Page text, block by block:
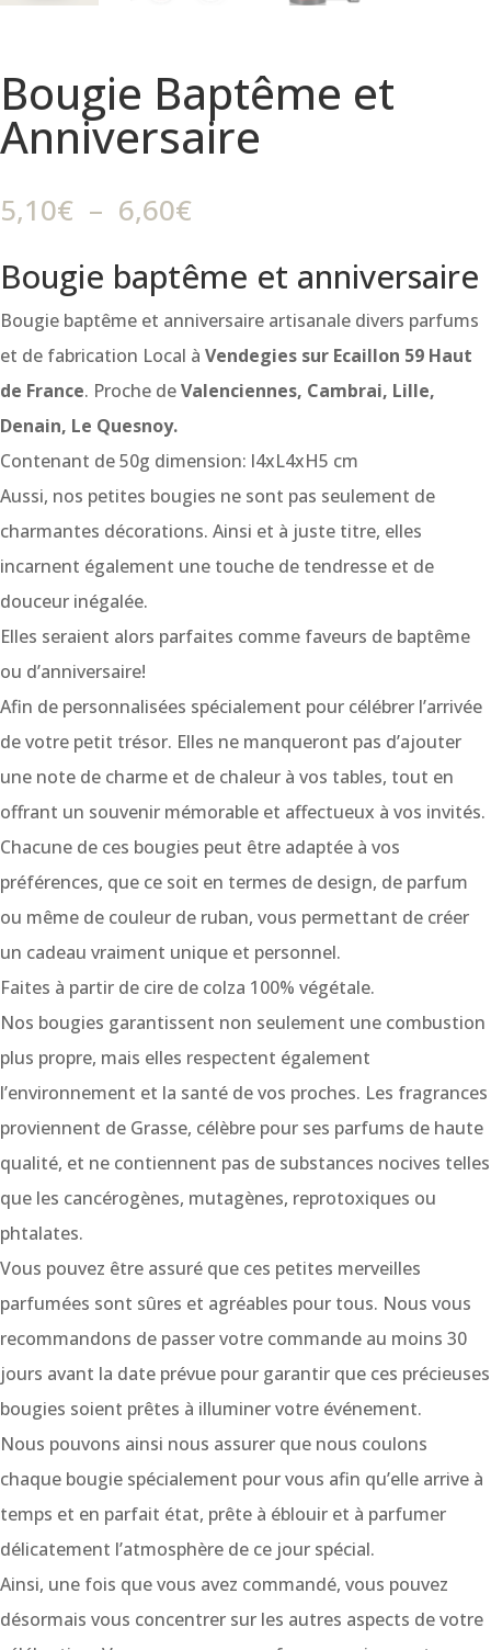
Bougie Baptême et
Anniversaire
5,10€ – 6,60€Plage
prix :
5,10€
à
6,60€
Bougie baptême et anniversaire
Bougie baptême et anniversaire artisanale divers parfums
et de fabrication Local à Vendegies sur Ecaillon 59 Haut
de France. Proche deValenciennes, Cambrai, Lille,
Denain, Le Quesnoy.
Contenant de 50g dimension: l4xL4xH5 cm
Aussi, nos petites bougies ne sont pas seulement de
charmantes décorations. Ainsi et à juste titre, elles
incarnent également une touche de tendresse et de
douceur inégalée.
Elles seraient alors parfaites comme faveurs de baptême
ou d’anniversaire!
Afin de personnalisées spécialement pour célébrer l’arrivée
de votre petit trésor. Elles ne manqueront pas d’ajouter
une note de charme et de chaleur à vos tables, tout en
offrant un souvenir mémorable et affectueux à vos invités.
Chacune de ces bougies peut être adaptée à vos
préférences, que ce soit en termes de design, de parfum
ou même de couleur de ruban, vous permettant de créer
un cadeau vraiment unique et personnel.
Faites à partir de cire de colza 100% végétale.
Nos bougies garantissent non seulement une combustion
plus propre, mais elles respectent également
l’environnement et la santé de vos proches. Les fragrances
proviennent de Grasse, célèbre pour ses parfums de haute
qualité, et ne contiennent pas de substances nocives telles
que les cancérogènes, mutagènes, reprotoxiques ou
phtalates.
Vous pouvez être assuré que ces petites merveilles
parfumées sont sûres et agréables pour tous. Nous vous
recommandons de passer votre commande au moins 30
jours avant la date prévue pour garantir que ces précieuses
bougies soient prêtes à illuminer votre événement.
Nous pouvons ainsi nous assurer que nous coulons
chaque bougie spécialement pour vous afin qu’elle arrive à
temps et en parfait état, prête à éblouir et à parfumer
délicatement l’atmosphère de ce jour spécial.
Ainsi, une fois que vous avez commandé, vous pouvez
désormais vous concentrer sur les autres aspects de votre